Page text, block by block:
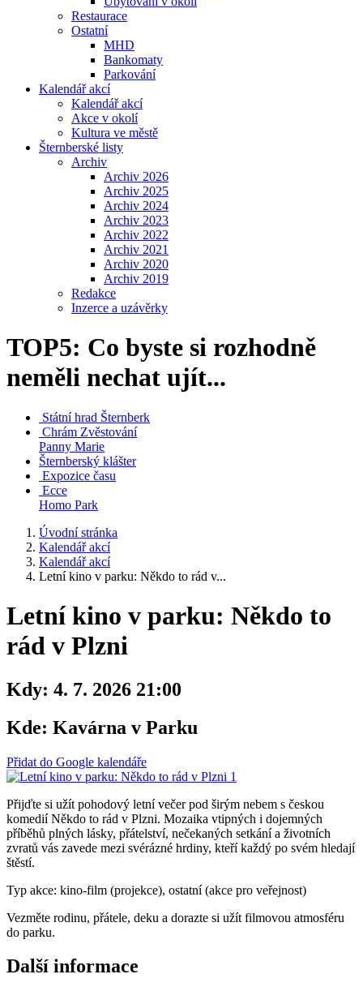
Restaurace
Ostatní
MHD
Bankomaty
Parkování
Kalendář akcí
Kalendář akcí
Akce v okolí
Kultura ve městě
Šternberské listy
Archiv
Archiv 2026
Archiv 2025
Archiv 2024
Archiv 2023
Archiv 2022
Archiv 2021
Archiv 2020
Archiv 2019
Redakce
Inzerce a uzávěrky
TOP5: Co byste si rozhodně
neměli nechat ujít...
Státní hrad Šternberk
Chrám Zvěstování
Panny Marie
Šternberský klášter
Expozice času
Ecce
Homo Park
Úvodní stránka
Kalendář akcí
Kalendář akcí
Letní kino v parku: Někdo to rád v...
Letní kino v parku: Někdo to
rád v Plzni
Kdy: 4. 7. 2026 21:00
Kde: Kavárna v Parku
Přidat do Google kalendáře
Přijďte si užít pohodový letní večer pod širým nebem s českou
komedií Někdo to rád v Plzni. Mozaika vtipných i dojemných
příběhů plných lásky, přátelství, nečekaných setkání a životních
zvratů vás zavede mezi svérázné hrdiny, kteří každý po svém hledají
štěstí.
Typ akce: kino-film (projekce), ostatní (akce pro veřejnost)
Vezměte rodinu, přátele, deku a dorazte si užít filmovou atmosféru
do parku.
Další informace